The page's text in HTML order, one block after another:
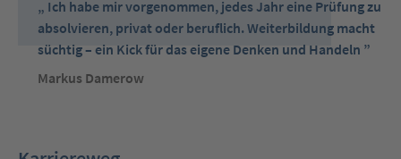
Ich habe mir vorgenommen, jedes Jahr eine Prüfung zu
absolvieren, privat oder beruflich. Weiterbildung macht
süchtig – ein Kick für das eigene Denken und Handeln
Markus Damerow